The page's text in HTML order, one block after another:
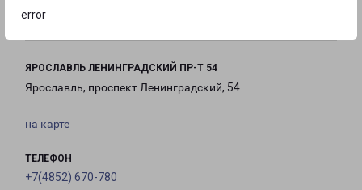
error
ЯРОСЛАВЛЬ ЛЕНИНГРАДСКИЙ ПР-Т 54
Ярославль, проспект Ленинградский, 54
на карте
ТЕЛЕФОН
+7(4852) 670-780